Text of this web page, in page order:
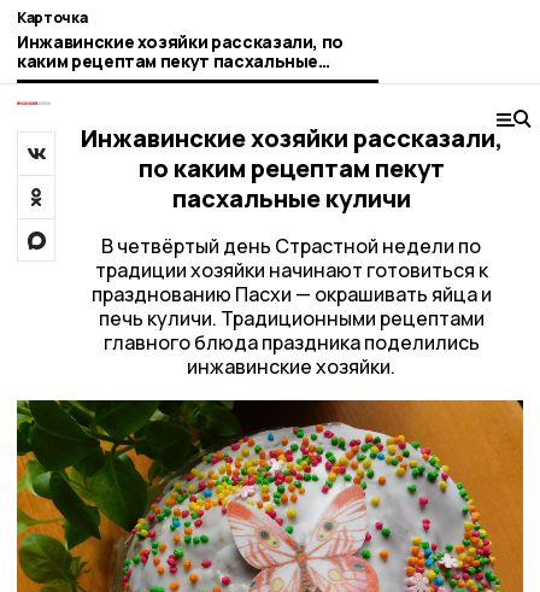
Карточка
Инжавинские хозяйки рассказали, по
каким рецептам пекут пасхальные
куличи
Инжавинские хозяйки рассказали,
по каким рецептам пекут
пасхальные куличи
В четвёртый день Страстной недели по
традиции хозяйки начинают готовиться к
празднованию Пасхи — окрашивать яйца и
печь куличи. Традиционными рецептами
главного блюда праздника поделились
инжавинские хозяйки.